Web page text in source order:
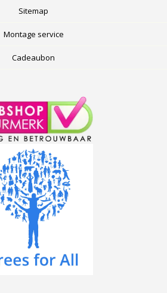
Sitemap
Montage service
Cadeaubon